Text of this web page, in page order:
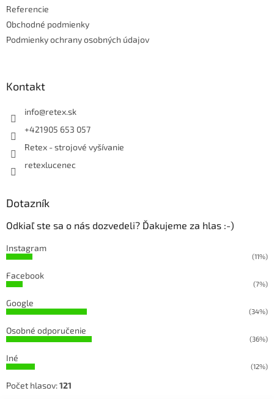
Referencie
Obchodné podmienky
Podmienky ochrany osobných údajov
Kontakt
info@retex.sk
+421905 653 057
Retex - strojové vyšívanie
retexlucenec
Dotazník
Odkiaľ ste sa o nás dozvedeli? Ďakujeme za hlas :-)
Instagram
(11%)
Facebook
(7%)
Google
(34%)
Osobné odporučenie
(36%)
Iné
(12%)
Počet hlasov:121